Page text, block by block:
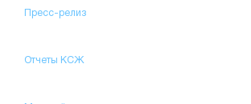
Пресс-релиз
Отчеты КСЖ